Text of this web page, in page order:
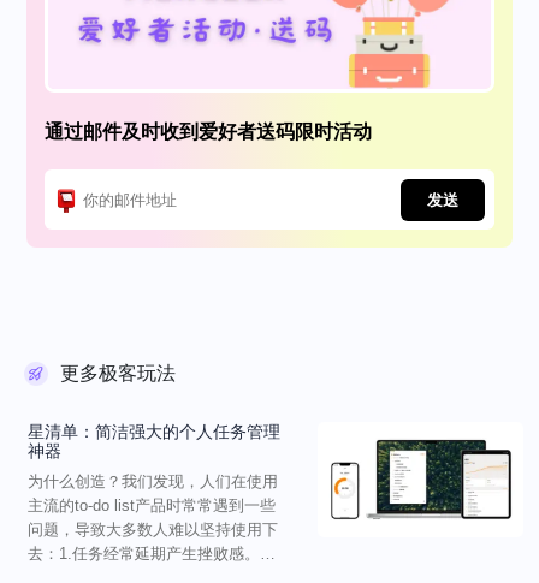
通过邮件及时收到爱好者送码限时活动
发送
更多极客玩法
星清单：简洁强大的个人任务管理
神器
为什么创造？我们发现，人们在使用
主流的to-do list产品时常常遇到一些
问题，导致大多数人难以坚持使用下
去：1.任务经常延期产生挫败感。已